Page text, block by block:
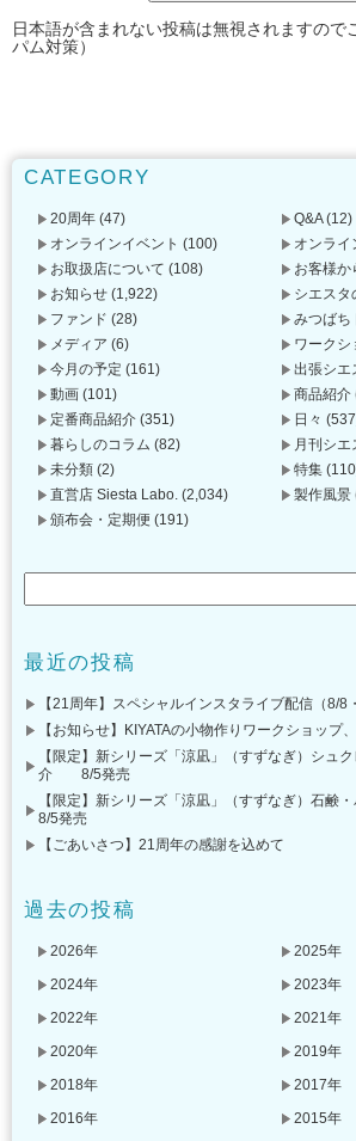
日本語が含まれない投稿は無視されますので
パム対策）
CATEGORY
20周年 (47) Q&A(12)
オンラインイベント (100) オンライ
お取扱店について (108) お客様か
お知らせ (1,922) シエスタ
ファンド (28) みつばち
メディア (6) ワークシ
今月の予定 (161) 出張シエ
動画 (101) 商品紹介
定番商品紹介 (351) 日々
暮らしのコラム (82) 月刊シエ
未分類 (2) 特集
直営店 Siesta Labo. (2,034) 製作風景
頒布会・定期便 (191)
最近の投稿
【21周年】スペシャルインスタライブ配信（8/8
【お知らせ】KIYATAの小物作りワークショップ
【限定】新シリーズ「涼凪」（すずなぎ）シュ
介 8/5発売
【限定】新シリーズ「涼凪」（すずなぎ）石
8/5発売
【ごあいさつ】21周年の感謝を込めて
過去の投稿
2026年
2025年
2024年
2023年
2022年
2021年
2020年
2019年
2018年
2017年
2016年
2015年